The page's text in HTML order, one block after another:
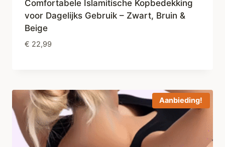
Comfortabele Islamitische Kopbedekking
voor Dagelijks Gebruik – Zwart, Bruin &
Beige
€ 22,99
Aanbieding!